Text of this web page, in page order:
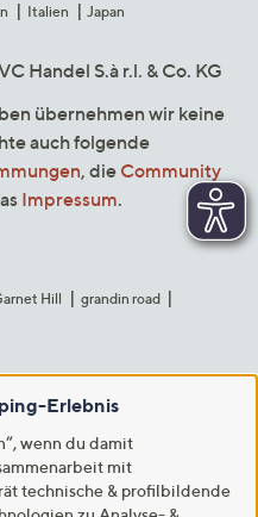
Italien Japan
Handel S.à r.l. & Co. KG
übernehmen wir keine
auch folgende
, die Community
Impressum.
Hill
grandin road
Erlebnis
wenn du damit
mit
technische & profilbildende